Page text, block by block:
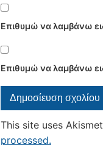
Επιθυμώ να λαμβάνω
Επιθυμώ να λαμβάνω
This site uses
processed.